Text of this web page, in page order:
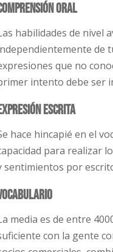
oral
habilidades de nivel
de
que no
intento debe ser
escrita
hace hincapié en el
para realizar
sentimientos por
media es de entre
con la gente